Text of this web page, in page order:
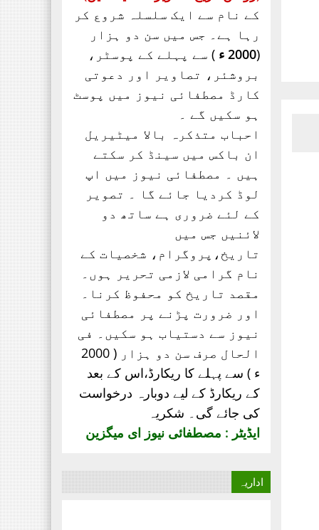
تحریک ساہیوال کی مبارکباد
انجمن طلباء اسلام کی
موجودہ مرکزی قیادت
مبارکباد کی مستحق ہے۔ کہ
جنہوں نے حیی علی الفلاح،
کے نام سے ایک سلسلہ شروع کر
رہا ہے۔ جس میں سن دو ہزار
(2000 ء
) سے پہلے کے پوسٹر،
بروشئر، تصاویر اور دعوتی
کارڈ مصطفائی نیوز میں پوسٹ
ہو سکیں گے ۔
احباب متذکرہ بالا میٹیریل
ان باکس میں سینڈ کر سکتے
ہیں ۔ مصطفائی نیوز میں اپ
لوڈ کردیا جائے گا ۔ تصویر
کے لئے ضروری ہے ساتھ دو
لائنیں جس میں
تاریخ،پروگرام، شخصیات کے
نام گرامی لازمی تحریر ہوں۔
مقصد تاریخ کو محفوظ کرنا۔
اور ضرورت پڑنے پر مصطفائی
نیوز سے دستیاب ہو سکیں۔ فی
الحال صرف
سن دو ہزار ( 2000
ء ) سے پہلے کا ریکارڈ،اس کے بعد
کے ریکارڈ کے لیے دوبارہ درخواست
کی جائے گی۔ شکریہ
ایڈیٹر : مصطفائی نیوز ای میگزین
اداریہ